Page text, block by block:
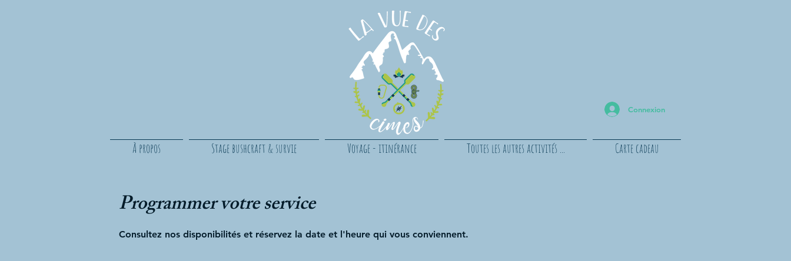
Connexion
À propos Stage bushcraft & survie Voyage - itinérance Toutes les autres activités ... Carte cadeau
Programmer votre service
Consultez nos disponibilités et réservez la date et l'heure qui vous conviennent.